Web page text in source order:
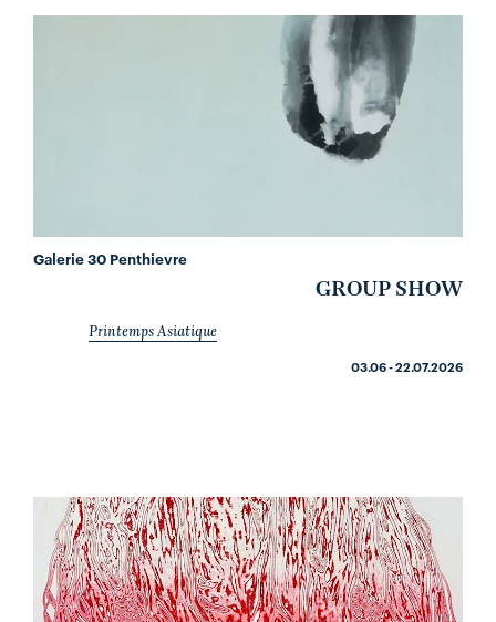
Galerie 30 Penthievre
GROUP SHOW
Printemps Asiatique
03.06 - 22.07.2026